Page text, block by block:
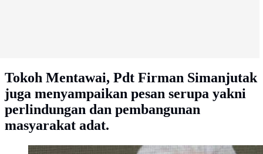
Tokoh Mentawai, Pdt Firman Simanjutak
juga menyampaikan pesan serupa yakni
perlindungan dan pembangunan
masyarakat adat.